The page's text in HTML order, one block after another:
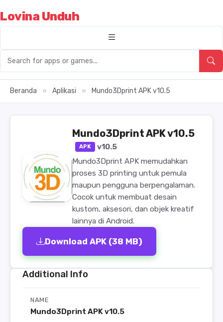
Lovina Unduh
Beranda » Aplikasi » Mundo3Dprint APK v10.5
Mundo3Dprint APK v10.5
APK
v10.5
Mundo3Dprint APK memudahkan
proses 3D printing untuk pemula
maupun pengguna berpengalaman.
Cocok untuk membuat desain
kustom, aksesori, dan objek kreatif
lainnya di Android.
Download APK (38 MB)
Additional Info
NAME
Mundo3Dprint APK v10.5